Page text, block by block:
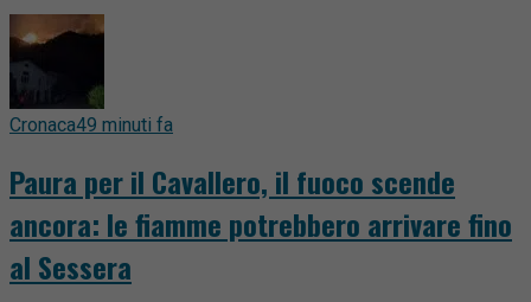
Cronaca49 minuti fa
Paura per il Cavallero, il fuoco scende
ancora: le fiamme potrebbero arrivare fino
al Sessera